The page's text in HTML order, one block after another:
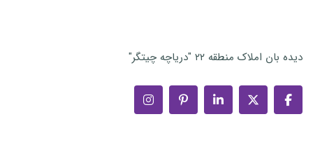
دیده بان املاک منطقه ۲۲ "دریاچه چیتگر"